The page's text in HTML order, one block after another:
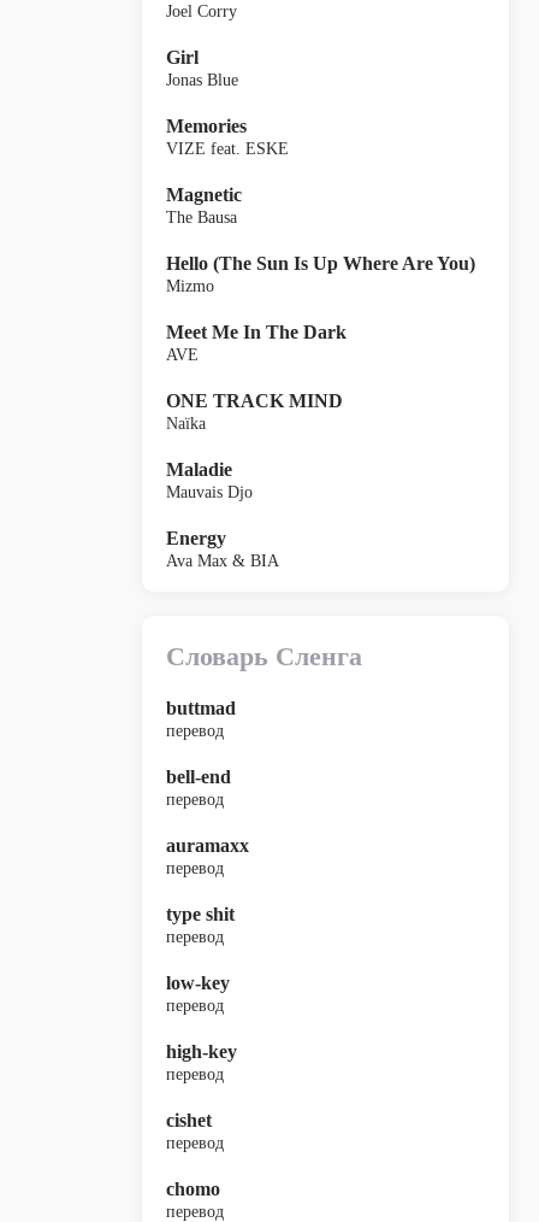
Joel Corry
Girl
Jonas Blue
Memories
VIZE feat. ESKE
Magnetic
The Bausa
Hello (The Sun Is Up Where Are You)
Mizmo
Meet Me In The Dark
AVE
ONE TRACK MIND
Naïka
Maladie
Mauvais Djo
Energy
Ava Max & BIA
Словарь Сленга
buttmad
перевод
bell-end
перевод
auramaxx
перевод
type shit
перевод
low-key
перевод
high-key
перевод
cishet
перевод
chomo
перевод